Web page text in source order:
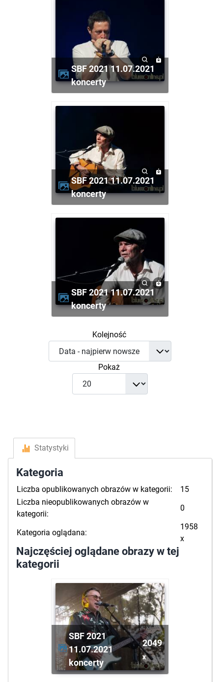
SBF 2021 11.07.2021
koncerty
SBF 2021 11.07.2021
koncerty
SBF 2021 11.07.2021
koncerty
Kolejność
Pokaż
Statystyki
Kategoria
Liczba opublikowanych obrazów w kategorii:
15
Liczba nieopublikowanych obrazów w
kategorii:
0
Kategoria oglądana:
1958
x
Najczęściej oglądane obrazy w tej
kategorii
SBF 2021
11.07.2021
koncerty
2049
x